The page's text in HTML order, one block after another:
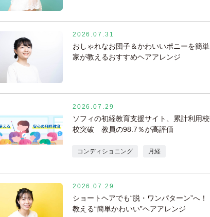
2026.07.31
おしゃれなお団子＆かわいいポニーを簡
家が教えるおすすめヘアアレンジ
2026.07.29
ソフィの初経教育支援サイト、累計利用
校突破 教員の98.7％が高評価
コンディショニング 月経
2026.07.29
ショートヘアでも“脱・ワンパターン”へ
教える“簡単かわいい”ヘアアレンジ